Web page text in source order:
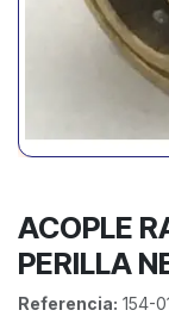
ACOPLE
PERILLA
Referencia: 154-